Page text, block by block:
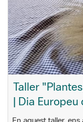
Taller
| Dia Europeu
En aquest taller,